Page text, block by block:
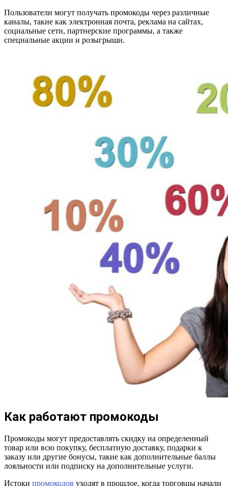
Пользователи могут получать промокоды через различные
каналы, такие как электронная почта, реклама на сайтах,
социальные сети, партнерские программы, а также
специальные акции и розыгрыши.
Как работают промокоды
Промокоды могут предоставлять скидку на определенный
товар или всю покупку, бесплатную доставку, подарки к
заказу или другие бонусы, такие как дополнительные баллы
лояльности или подписку на дополнительные услуги.
Истоки промокодов уходят в прошлое, когда торговцы начали